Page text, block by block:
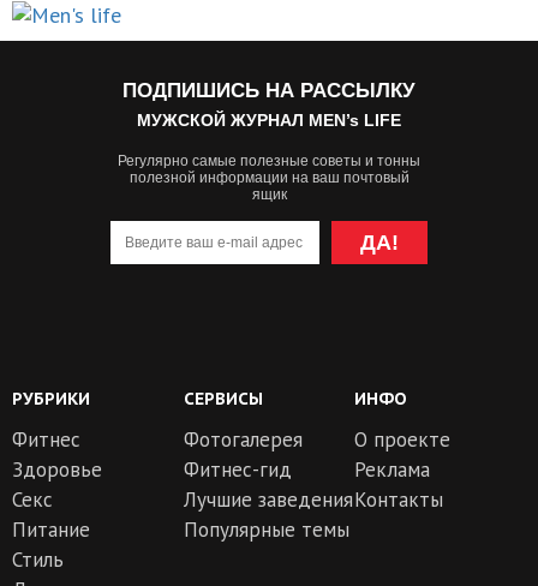
ПОДПИШИСЬ НА РАССЫЛКУ
МУЖСКОЙ ЖУРНАЛ MEN’s LIFE
Регулярно самые полезные советы и тонны
полезной информации на ваш почтовый
ящик
ДА!
РУБРИКИ
Фитнес
Здоровье
Секс
Питание
Стиль
СЕРВИСЫ
Фотогалерея
Фитнес-гид
Лучшие заведения
Популярные темы
ИНФО
О проекте
Реклама
Контакты